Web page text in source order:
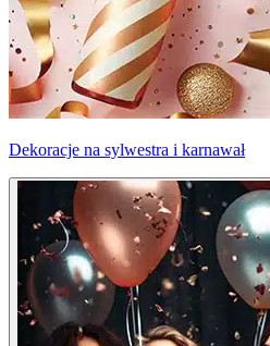
Dekoracje na sylwestra i karnawał